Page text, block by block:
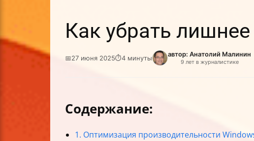
Как убрать
📅27 июня 2025⏱4 минуты автор: Анатолий Малинин
9 лет в журналистике
Содержание:
1. Оптимизация производительности